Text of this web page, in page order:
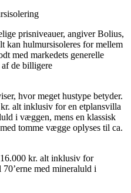
prisniveauer, angiver Bolius,
kan hulmursisoleres for mellem
med markedets generelle
de billigere
hvor meget hustype betyder.
alt inklusiv for en etplansvilla
i væggen, mens en klassisk
tomme vægge oplyses til ca.
kr. alt inklusiv for
med mineraluld i